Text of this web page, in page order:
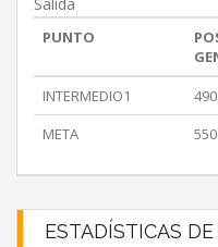
Salida
PUNTO
INTERMEDIO1
490
META
550
ESTADÍSTICAS